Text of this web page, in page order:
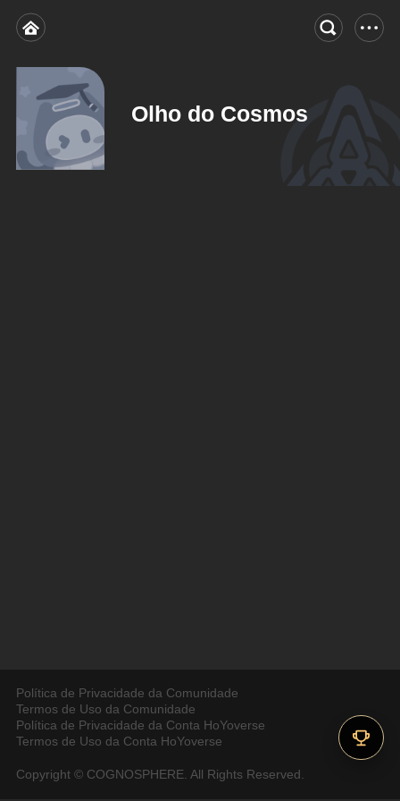
Olho do Cosmos
Política de Privacidade da Comunidade
Termos de Uso da Comunidade
Política de Privacidade da Conta HoYoverse
Termos de Uso da Conta HoYoverse
Copyright © COGNOSPHERE. All Rights Reserved.